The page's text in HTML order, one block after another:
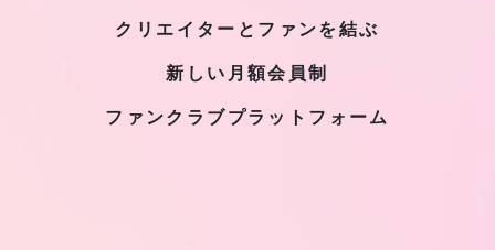
クリエイターとファンを結ぶ
新しい月額会員制
ファンクラブプラットフォーム